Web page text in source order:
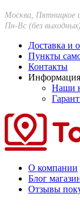
Москва, Пятницкое
Пн-Вс (без
Доставка и
Пункты
Контакты
Информация
Наши
О компании
Блог
Отзывы